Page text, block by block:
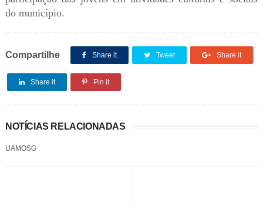
do município.
Compartilhe Share it Tweet Share it
Share it Pin it
NOTÍCIAS RELACIONADAS
UAMOSG